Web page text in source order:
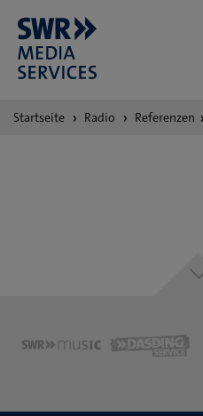
Sie
Startseite Radio Referenzen